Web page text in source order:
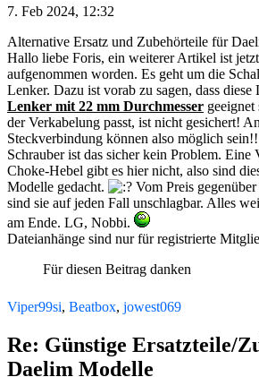
7. Feb 2024, 12:32
Alternative Ersatz und Zubehörteile für
Hallo liebe Foris, ein weiterer Artikel ist
aufgenommen worden. Es geht um die
Lenker. Dazu ist vorab zu sagen, dass diese
Lenker mit 22 mm Durchmesser
der Verkabelung passt, ist nicht gesichert!
Steckverbindung können also möglich sein!!
Schrauber ist das sicher kein Problem. Eine
Choke-Hebel gibt es hier nicht, also sind
Modelle gedacht.
Vom Preis
sind sie auf jeden Fall unschlagbar. Alles
am Ende. LG, Nobbi.
Dateianhänge sind nur für registrierte
Für diesen Beitrag danken
Viper99si, Beatbox, jowest069
Re: Günstige Ersatzteile/
Daelim Modelle